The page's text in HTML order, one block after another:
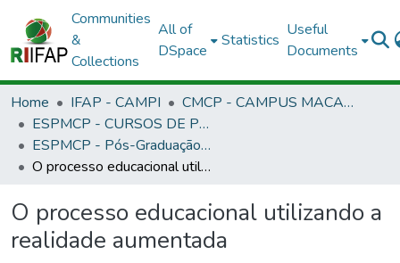
Communities
&
Collections
All of
DSpace
Statistics
Useful
Documents
Home IFAP - CAMPI
CMCP - CAMPUS MACAPÁ
ESPMCP - CURSOS DE PÓS-GRADUAÇÃO LATO SENSU - CAMPUS MACAPÁ
ESPMCP - Pós-Graduação Informática na Educação
O processo educacional utilizando a realidade aumentada
O processo educacional utilizando a
realidade aumentada